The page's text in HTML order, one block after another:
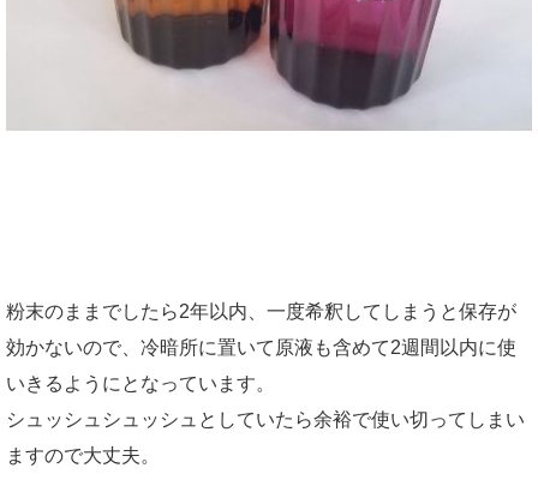
粉末のままでしたら2年以内、一度希釈してしまうと保存が
効かないので、冷暗所に置いて原液も含めて2週間以内に使
いきるようにとなっています。
シュッシュシュッシュとしていたら余裕で使い切ってしまい
ますので大丈夫。